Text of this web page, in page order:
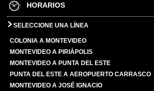
HORARIOS
SELECCIONE UNA LÍNEA
COLONIA A MONTEVIDEO
MONTEVIDEO A PIRIÁPOLIS
MONTEVIDEO A PUNTA DEL ESTE
PUNTA DEL ESTE A AEROPUERTO CARRASCO
MONTEVIDEO A JOSÉ IGNACIO